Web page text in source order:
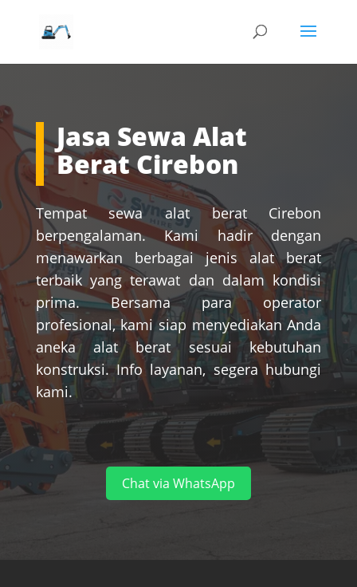
Jasa Sewa Alat
Berat Cirebon
Tempat sewa alat berat Cirebon
berpengalaman. Kami hadir dengan
menawarkan berbagai jenis alat berat
terbaik yang terawat dan dalam kondisi
prima. Bersama para operator
profesional, kami siap menyediakan Anda
aneka alat berat sesuai kebutuhan
konstruksi. Info layanan, segera hubungi
kami.
Chat via WhatsApp